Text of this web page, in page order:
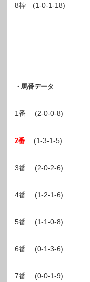
8枠 (1-0-1-18)
・馬番データ
1番 (2-0-0-8)
2番 (1-3-1-5)
3番 (2-0-2-6)
4番 (1-2-1-6)
5番 (1-1-0-8)
6番 (0-1-3-6)
7番 (0-0-1-9)